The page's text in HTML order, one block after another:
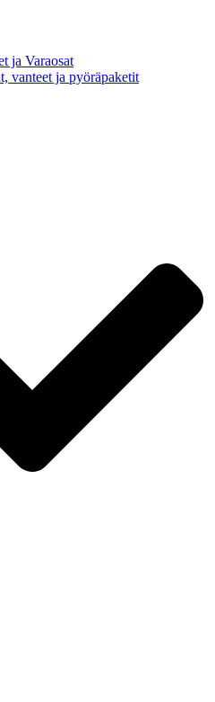
ja Varaosat
vanteet ja pyöräpaketit